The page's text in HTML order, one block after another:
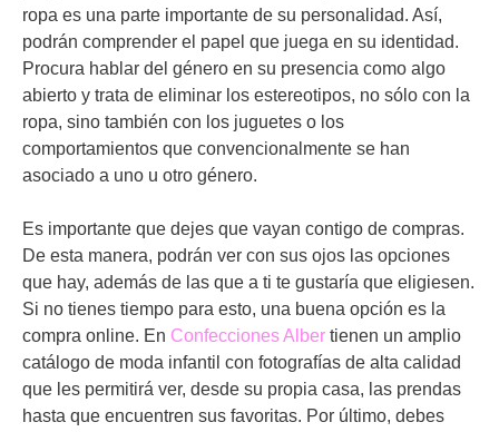
ropa es una parte importante de su personalidad. Así,
podrán comprender el papel que juega en su identidad.
Procura hablar del género en su presencia como algo
abierto y trata de eliminar los estereotipos, no sólo con la
ropa, sino también con los juguetes o los
comportamientos que convencionalmente se han
asociado a uno u otro género.
Es importante que dejes que vayan contigo de compras.
De esta manera, podrán ver con sus ojos las opciones
que hay, además de las que a ti te gustaría que eligiesen.
Si no tienes tiempo para esto, una buena opción es la
compra online. En Confecciones Alber tienen un amplio
catálogo de moda infantil con fotografías de alta calidad
que les permitirá ver, desde su propia casa, las prendas
hasta que encuentren sus favoritas. Por último, debes